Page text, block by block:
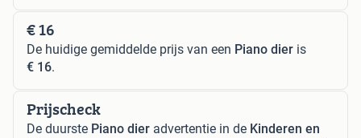
€ 16
De huidige gemiddelde prijs van een Piano dier is
€ 16.
Prijscheck
De duurste Piano dier advertentie in de Kinderen en